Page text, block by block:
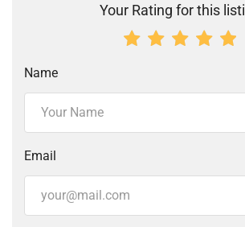
Your Rating for this
Name
Email